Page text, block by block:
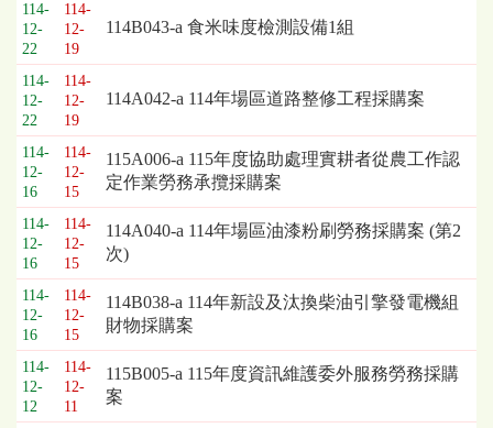
114-
12-
22
114-
12-
19
114B043-a 食米味度檢測設備1組
114-
12-
22
114-
12-
19
114A042-a 114年場區道路整修工程採購案
114-
12-
16
114-
12-
15
115A006-a 115年度協助處理實耕者從農工作認
定作業勞務承攬採購案
114-
12-
16
114-
12-
15
114A040-a 114年場區油漆粉刷勞務採購案 (第2
次)
114-
12-
16
114-
12-
15
114B038-a 114年新設及汰換柴油引擎發電機組
財物採購案
114-
12-
12
114-
12-
11
115B005-a 115年度資訊維護委外服務勞務採購
案